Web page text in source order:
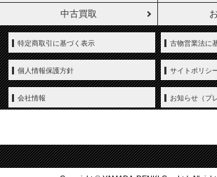
中古買取
特定商取引に基づく表示 古物営業法に
個人情報保護方針 サイトポリシ
会社情報 お知らせ（プ